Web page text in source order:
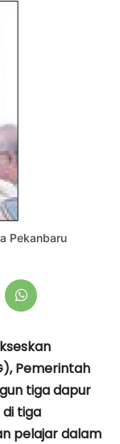
Pekanbaru
Pemerintah
tiga dapur
tiga
pelajar dalam